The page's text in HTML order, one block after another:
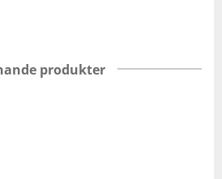
produkter